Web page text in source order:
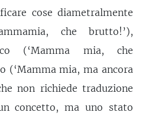
cose diametralmente
che brutto!’),
(‘Mamma mia, che
(‘Mamma mia, ma ancora
non richiede traduzione
concetto, ma uno stato